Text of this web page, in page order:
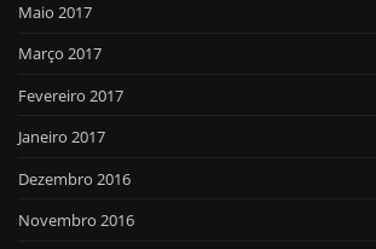
Maio 2017
Março 2017
Fevereiro 2017
Janeiro 2017
Dezembro 2016
Novembro 2016